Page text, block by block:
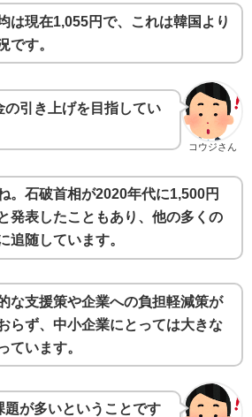
は現在1,055円で、これは韓国より
です。
コウジさん
の引き上げを目指してい
。石破首相が2020年代に1,500円
発表したこともあり、他の多くの
追随しています。
な支援策や企業への負担軽減策が
らず、中小企業にとっては大きな
ています。
題が多いということです